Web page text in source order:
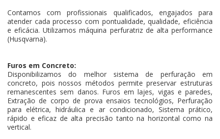
Contamos com profissionais qualificados, engajados para
atender cada processo com pontualidade, qualidade, eficiência
e eficácia. Utilizamos máquina perfuratriz de alta performance
(Husqvarna).
Furos em Concreto:
Disponibilizamos do melhor sistema de perfuração em
concreto, pois nossos métodos permite preservar estruturas
remanescentes sem danos. Furos em lajes, vigas e paredes,
Extração de corpo de prova ensaios tecnológios, Perfuração
para elétrica, hidráulica e ar condicionado, Sistema prático,
rápido e eficaz de alta precisão tanto na horizontal como na
vertical.